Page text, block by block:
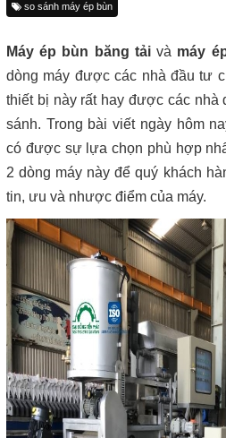
so sánh máy ép bùn
Máy ép bùn băng tảivà máy
dòng máy được các nhà đầu tư
thiết bị này rất hay được các nhà
sánh. Trong bài viết ngày hôm
có được sự lựa chọn phù hợp
2 dòng máy này để quý khách
tin, ưu và nhược điểm của máy.